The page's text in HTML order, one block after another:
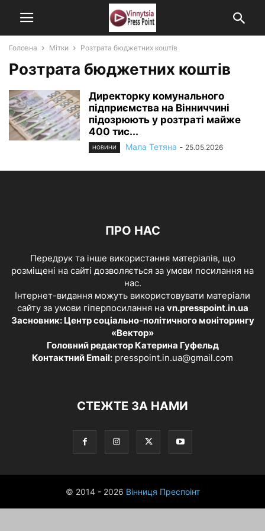
Головна Мітки Розтрата бюджетних коштів
Розтрата бюджетних коштів
Директорку комунального
підприємства на Вінниччині
підозрюють у розтраті майже
400 тис...
НОВИНИ Мала Тетяна - 25.05.2026
ПРО НАС
Передрук та інше використання матеріалів, що
розміщені на сайті дозволяється за умови посилання на
нас.
Інтернет-видання можуть використовувати матеріали
сайту за умови гіперпосилання на vn.presspoint.in.ua
Засновник: Центр соціально-політичного моніторингу
«Вектор»
Головний редактор Катерина Гуфельд
Контактний Email: presspoint.in.ua@gmail.com
СТЕЖТЕ ЗА НАМИ
© 2014 - 2026 Вінниця Преспоінт